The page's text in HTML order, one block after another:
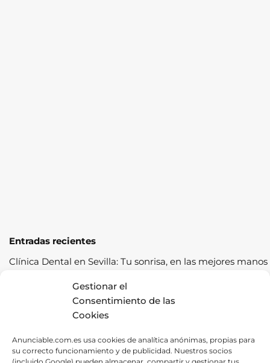
Gestionar el
Consentimiento de las
Cookies
Anunciable.com.es usa cookies de analítica anónimas, propias para
su correcto funcionamiento y de publicidad. Nuestros socios
Entradas recientes
Clínica Dental en Sevilla: Tu sonrisa, en las mejores manos
Cómo pasar la ITV a la primera: guía completa con
consejos prácticos
Los cereales sostenibles representan una oportunidad de
Fábrica de Canapés en Barcelona: La Mejor Opción para